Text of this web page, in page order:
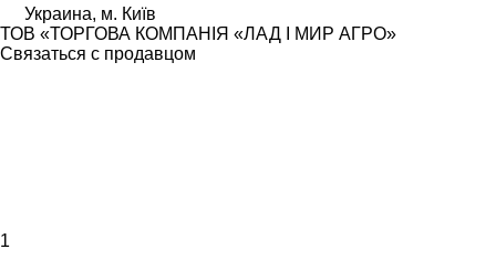
Украина, м. Київ
ТОВ «ТОРГОВА КОМПАНІЯ «ЛАД І МИР АГРО»
Связаться с продавцом
1